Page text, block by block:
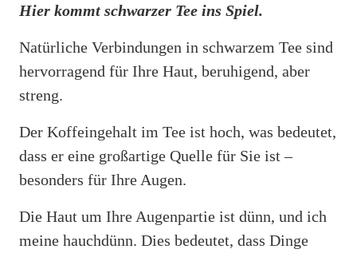
Hier kommt schwarzer Tee ins Spiel.
Natürliche Verbindungen in schwarzem Tee sind
hervorragend für Ihre Haut, beruhigend, aber
streng.
Der Koffeingehalt im Tee ist hoch, was bedeutet,
dass er eine großartige Quelle für Sie ist –
besonders für Ihre Augen.
Die Haut um Ihre Augenpartie ist dünn, und ich
meine hauchdünn. Dies bedeutet, dass Dinge